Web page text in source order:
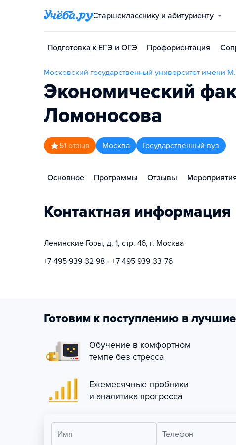
Старшекласснику и абитуриенту
Подготовка к ЕГЭ и ОГЭ Профориентация
Московский государственный университет имени
Экономический
Ломоносова
51 отзыв Москва Государственный вуз
Основное Программы Отзывы Мероприятия
Контактная информация
Ленинские Горы, д. 1, стр. 46, г. Москва
+7 495 939-32-98
+7 495 939-33-76
Готовим к поступлению в
Обучение в комфортном
темпе без стресса
Ежемесячные пробники
и аналитика прогресса
Имя Телефон